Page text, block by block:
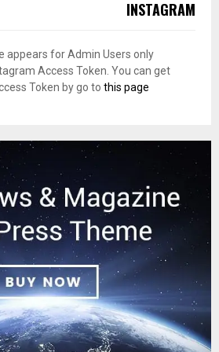
INSTAGRAM
appears for Admin Users only:
Access Token. You can get
Token by go to this page